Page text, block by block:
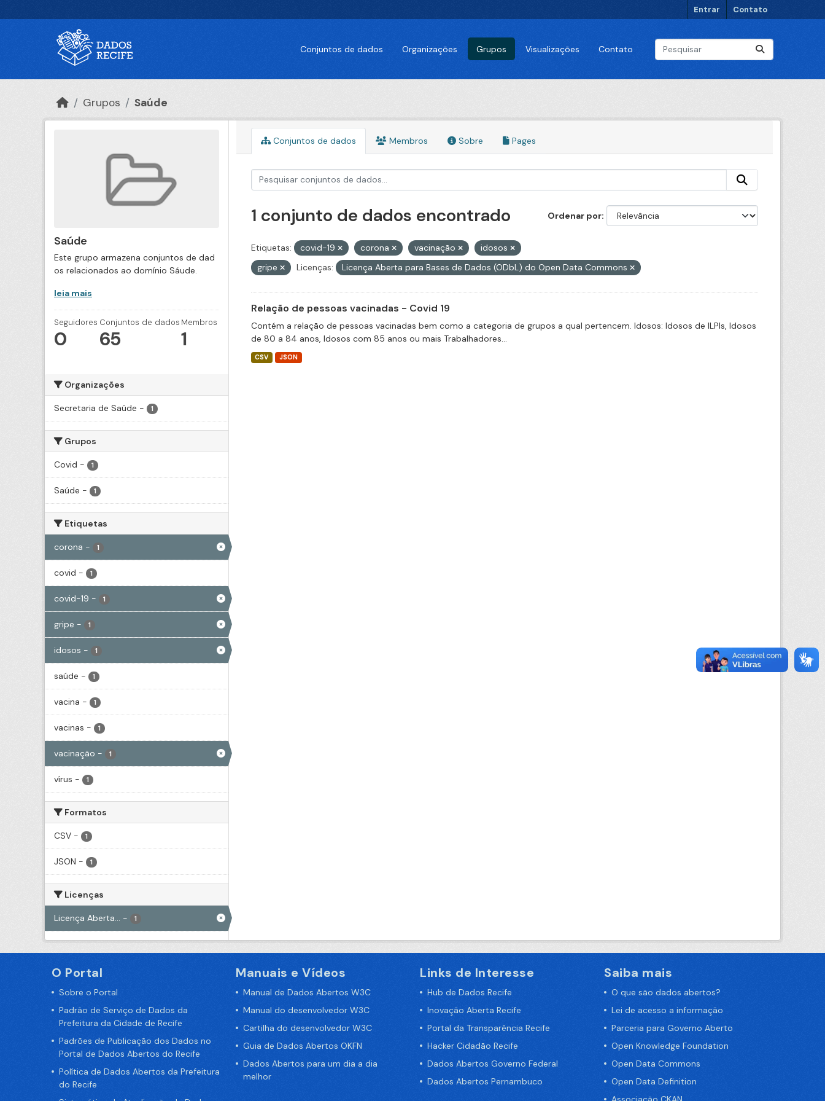
Entrar Contato
Conjuntos de dados Organizações Grupos Visualizações Contato
Grupos Saúde
Saúde
Este grupo armazena conjuntos de dad
os relacionados ao domínio Sáude.
leia mais
Seguidores
0
Conjuntos de dados
65
Membros
1
Organizações
Secretaria de Saúde - 1
Grupos
Covid - 1
Saúde - 1
Etiquetas
corona - 1
covid - 1
covid-19 - 1
gripe - 1
idosos - 1
saúde - 1
vacina - 1
vacinas - 1
vacinação - 1
vírus - 1
Formatos
CSV - 1
JSON - 1
Licenças
Licença Aberta... - 1
Conjuntos de dados Membros Sobre Pages
Ordenar por
1 conjunto de dados encontrado
Etiquetas: covid-19 corona vacinação
idosos
gripe
Licenças: Licença Aberta para Bases de Dados (ODbL) do Open Data Commons
Relação de pessoas vacinadas - Covid 19
Contém a relação de pessoas vacinadas bem como a categoria de grupos a qual pertencem. Idosos: Idosos de ILPIs, Idosos
de 80 a 84 anos, Idosos com 85 anos ou mais Trabalhadores...
CSV JSON
O Portal
Sobre o Portal
Padrão de Serviço de Dados da
Prefeitura da Cidade de Recife
Padrões de Publicação dos Dados no
Portal de Dados Abertos do Recife
Política de Dados Abertos da Prefeitura
do Recife
Manuais e Vídeos
Manual de Dados Abertos W3C
Manual do desenvolvedor W3C
Cartilha do desenvolvedor W3C
Guia de Dados Abertos OKFN
Dados Abertos para um dia a dia
melhor
Links de Interesse
Hub de Dados Recife
Inovação Aberta Recife
Portal da Transparência Recife
Hacker Cidadão Recife
Dados Abertos Governo Federal
Dados Abertos Pernambuco
Saiba mais
O que são dados abertos?
Lei de acesso a informação
Parceria para Governo Aberto
Open Knowledge Foundation
Open Data Commons
Open Data Definition